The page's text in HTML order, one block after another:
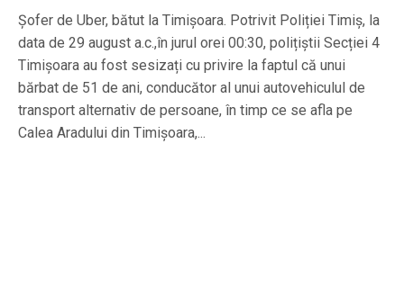
Șofer de Uber, bătut la Timișoara. Potrivit Poliției Timiș, la
data de 29 august a.c.,în jurul orei 00:30, polițiștii Secției 4
Timișoara au fost sesizați cu privire la faptul că unui
bărbat de 51 de ani, conducător al unui autovehiculul de
transport alternativ de persoane, în timp ce se afla pe
Calea Aradului din Timișoara,...